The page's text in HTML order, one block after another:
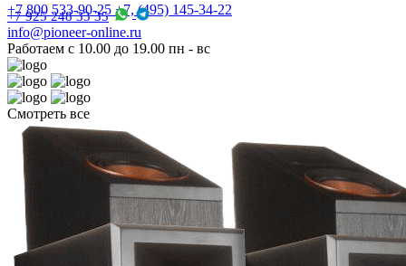
+7 800 533-90-25 +7, (495) 145-34-22
+7 925 248 33 35
info@pioneer-online.ru
Работаем с 10.00 до 19.00 пн - вс
Смотреть все